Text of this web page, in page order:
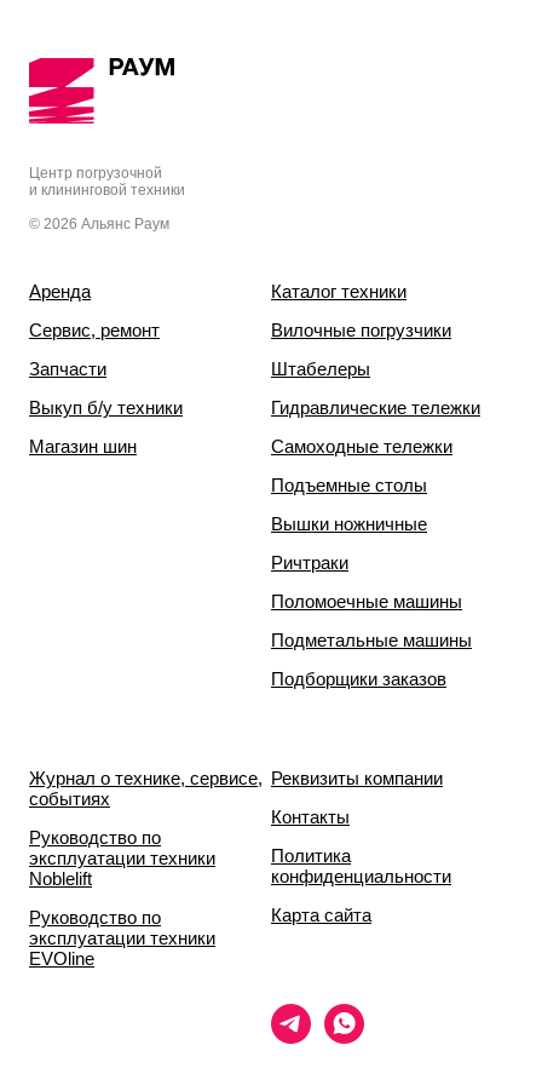
Центр погрузочной
и клининговой техники
© 2026 Альянс Раум
Аренда
Сервис, ремонт
Запчасти
Выкуп б/у техники
Магазин шин
Каталог техники
Вилочные погрузчики
Штабелеры
Гидравлические тележки
Самоходные тележки
Подъемные столы
Вышки ножничные
Ричтраки
Поломоечные машины
Подметальные машины
Подборщики заказов
Журнал о технике, сервисе,
событиях
Руководство по
эксплуатации техники
Noblelift
Руководство по
эксплуатации техники
EVOline
Реквизиты компании
Контакты
Политика
конфиденциальности
Карта сайта